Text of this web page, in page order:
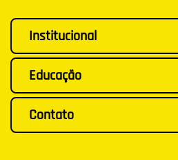
Institucional
Educação
Contato